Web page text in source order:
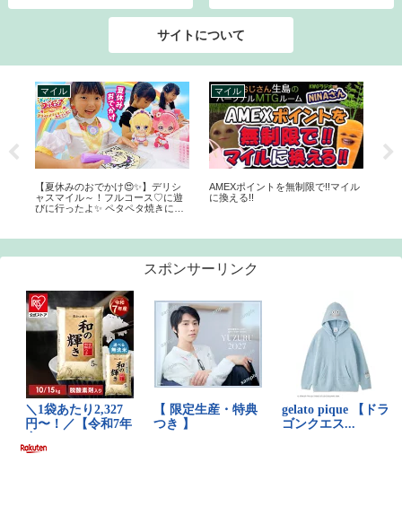
サイトについて
おでかけ😍✨】デリシ
～！フルコース♡に遊
よ✨ ペタペタ焼きにプ
マイル
AMEXポイントを無制限で!!マイル
に換える!!
クレジットカード
【クレジットカード
スポンサーリンク